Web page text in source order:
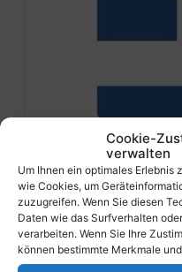
Cookie-
verwalten
Um Ihnen ein optimales
wie Cookies, um
zuzugreifen. Wenn Sie diesen
Daten wie das Surfverhalten
verarbeiten. Wenn Sie Ihre
können bestimmte Merkmale
Untertöllern
Diebstahl
3. Februar 2026
Als erstes möchten
nach wie vor